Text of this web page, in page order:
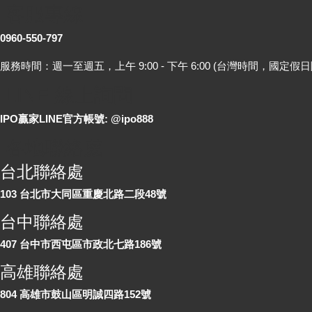
0960-550-797
服務時間：週一至週五，上午 9:00 - 下午 6:00 (台灣時間，國定假
IPO贏家LINE官方帳號: @ipo888
台北聯絡處
103 台北市大同區重慶北路二段48號
台中聯絡處
407 台中市西屯區市政北七路186號
高雄聯絡處
804 高雄市鼓山區明誠四路152號